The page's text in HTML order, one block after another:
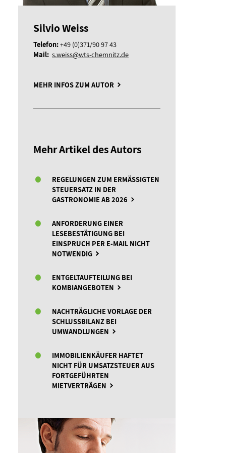
Silvio Weiss
Telefon:+49 (0)371/90 97 43
Mail: s.weiss@wts-chemnitz.de
MEHR INFOS ZUM AUTOR
Mehr Artikel des Autors
REGELUNGEN ZUM ERMÄSSIGTEN S
TEUERSATZ IN DER G
ASTRONOMIE AB 2026
ANFORDERUNG EINER
LESEBESTÄTIGUNG BEI
EINSPRUCH PER E-MAIL NICHT
NOTWENDIG
ENTGELTAUFTEILUNG BEI
KOMBIANGEBOTEN
NACHTRÄGLICHE VORLAGE DER
SCHLUSSBILANZ BEI
UMWANDLUNGEN
IMMOBILIENKÄUFER HAFTET
NICHT FÜR UMSATZSTEUER AUS
FORTGEFÜHRTEN
MIETVERTRÄGEN